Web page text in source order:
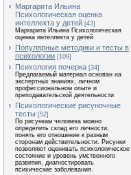
Маргарита Ильина
Психологическая оценка
интеллекта у детей [43]
Маргарита Ильина Психологическая
оценка интеллекта у детей
Популярные методики и тесты в
психологии [109]
Психология почерка [34]
Предлагаемый материал основан на
экспертных знаниях, личном
профессиональном опыте и
преподавательской деятельности
Психологические рисуночные
тесты [52]
По рисункам человека можно
определить склад его личности,
понять его отношение к разным
сторонам действительности. Рисунки
позволяют оценивать психологическое
состояние и уровень умственного
развития, диагностировать
психические заболевания.